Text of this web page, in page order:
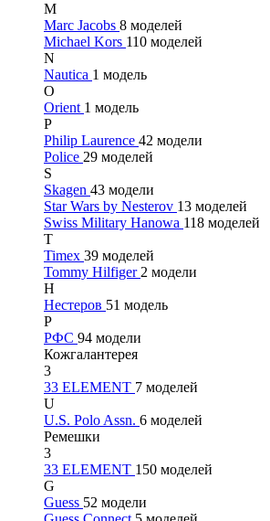
M
Marc Jacobs 8 моделей
Michael Kors 110 моделей
N
Nautica 1 модель
O
Orient 1 модель
P
Philip Laurence 42 модели
Police 29 моделей
S
Skagen 43 модели
Star Wars by Nesterov 13 моделей
Swiss Military Hanowa 118 моделей
T
Timex 39 моделей
Tommy Hilfiger 2 модели
Н
Нестеров 51 модель
Р
РФС 94 модели
Кожгалантерея
3
33 ELEMENT 7 моделей
U
U.S. Polo Assn. 6 моделей
Ремешки
3
33 ELEMENT 150 моделей
G
Guess 52 модели